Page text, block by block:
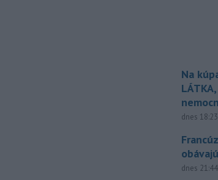
Na
dnes 18:23
dnes 21:44